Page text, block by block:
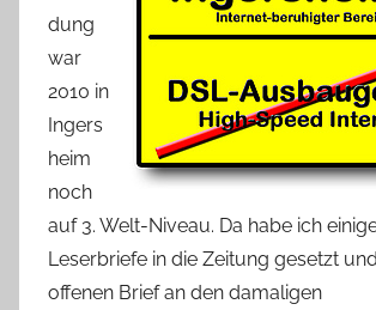
dung
war
2010 in
Ingers
heim
noch
auf 3. Welt-Niveau. Da habe ich
Leserbriefe in die Zeitung gesetzt
offenen Brief an den damaligen